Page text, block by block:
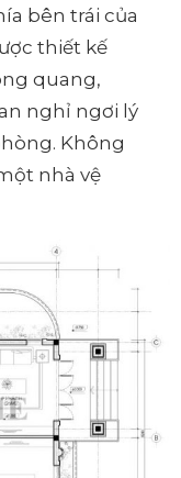
bên trái của
thiết kế
quang,
nghỉ ngơi lý
Không
nhà vệ